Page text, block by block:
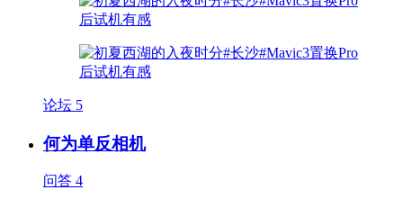
论坛 5
何为单反相机
问答 4